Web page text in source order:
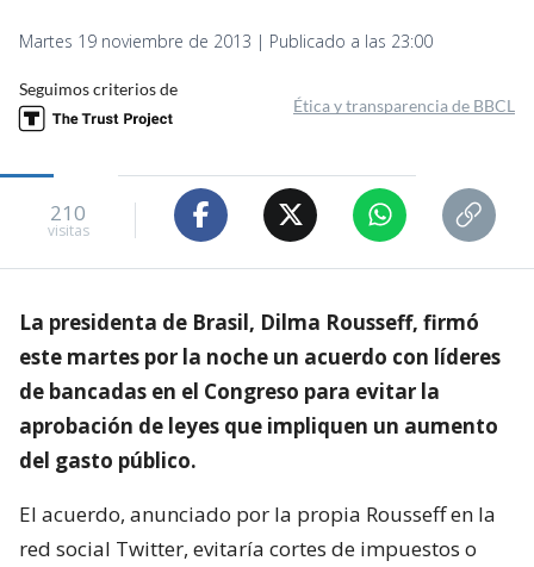
Martes 19 noviembre de 2013 | Publicado a las 23:00
Seguimos criterios de
Ética y transparencia de BBCL
210
visitas
La presidenta de Brasil, Dilma Rousseff, firmó
este martes por la noche un acuerdo con líderes
de bancadas en el Congreso para evitar la
aprobación de leyes que impliquen un aumento
del gasto público.
El acuerdo, anunciado por la propia Rousseff en la
red social Twitter, evitaría cortes de impuestos o